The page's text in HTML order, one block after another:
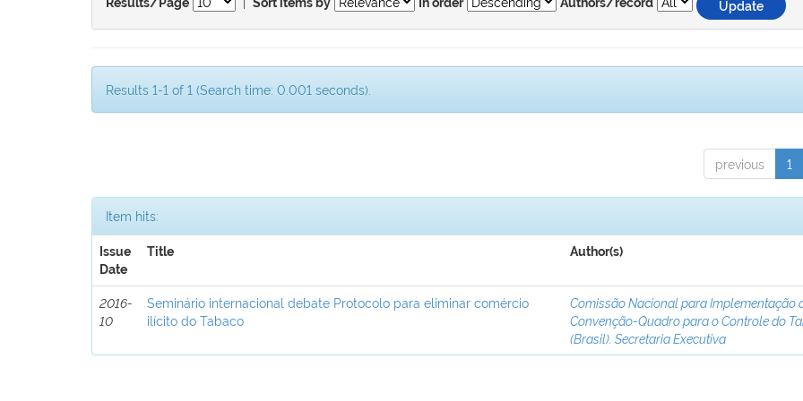
Results/Page Sort items by In order Authors/record
Results 1-1 of 1 (Search time: 0.001 seconds).
previous 1
Item hits:
Issue
Date
Title Author(s)
2016-
10
Seminário internacional debate Protocolo para eliminar comércio
ilícito do Tabaco
Comissão Nacional para Implementação
Convenção-Quadro para o Controle do
(Brasil). Secretaria Executiva